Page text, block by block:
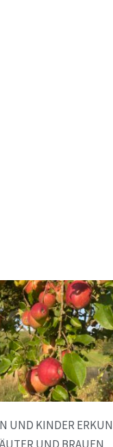
UND KINDER
UND BRAUEN